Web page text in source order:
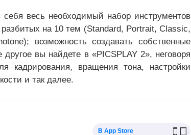
весь необходимый набор инструментов
на 10 тем (Standard, Portrait, Classic,
возможность создавать собственные
вы найдете в «PICSPLAY 2», неговоря
кадрирования, вращения тона, настройки
и так далее.
В App Store